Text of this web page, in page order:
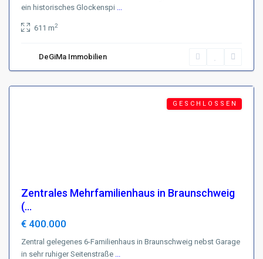
ein historisches Glockenspi ...
611 m2
DeGiMa Immobilien
Brunschweig
38102
G E S C H L O S S E N
Zentrales Mehrfamilienhaus in Braunschweig
(...
€ 400.000
Zentral gelegenes 6-Familienhaus in Braunschweig nebst Garage
in sehr ruhiger Seitenstraße ...